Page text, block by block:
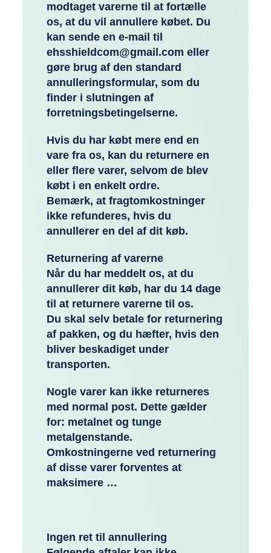
modtaget varerne til at fortælle
os, at du vil annullere købet. Du
kan sende en e-mail til
ehsshieldcom@gmail.com eller
gøre brug af den standard
annulleringsformular, som du
finder i slutningen af
forretningsbetingelserne.
Hvis du har købt mere end en
vare fra os, kan du returnere en
eller flere varer, selvom de blev
købt i en enkelt ordre.
Bemærk, at fragtomkostninger
ikke refunderes, hvis du
annullerer en del af dit køb.
Returnering af varerne
Når du har meddelt os, at du
annullerer dit køb, har du 14 dage
til at returnere varerne til os.
Du skal selv betale for returnering
af pakken, og du hæfter, hvis den
bliver beskadiget under
transporten.
Nogle varer kan ikke returneres
med normal post. Dette gælder
for: metalnet og tunge
metalgenstande.
Omkostningerne ved returnering
af disse varer forventes at
maksimere …
Ingen ret til annullering